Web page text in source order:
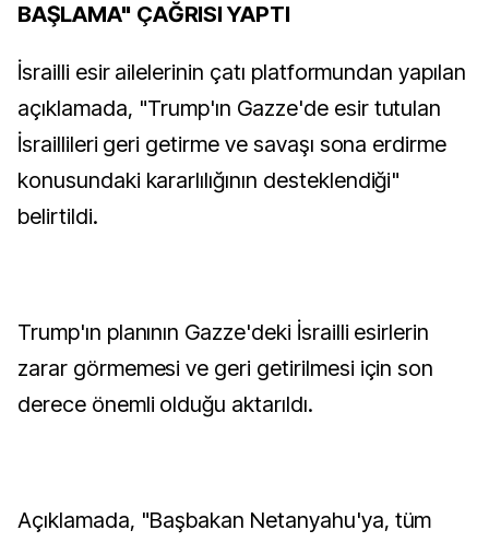
BAŞLAMA" ÇAĞRISI YAPTI
İsrailli esir ailelerinin çatı platformundan yapılan
açıklamada, "Trump'ın Gazze'de esir tutulan
İsraillileri geri getirme ve savaşı sona erdirme
konusundaki kararlılığının desteklendiği"
belirtildi.
Trump'ın planının Gazze'deki İsrailli esirlerin
zarar görmemesi ve geri getirilmesi için son
derece önemli olduğu aktarıldı.
Açıklamada, "Başbakan Netanyahu'ya, tüm